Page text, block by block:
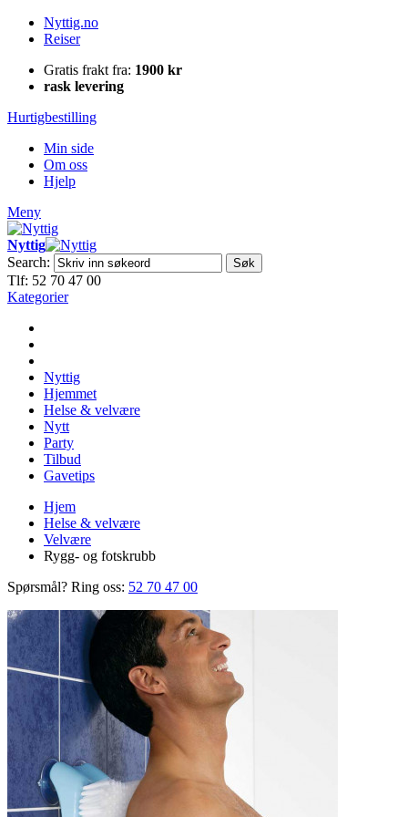
Nyttig.no
Reiser
Gratis frakt fra: 1900 kr
rask levering
Hurtigbestilling
Min side
Om oss
Hjelp
Meny
Nyttig
Search:
Søk
Tlf: 52 70 47 00
Kategorier
Nyttig
Hjemmet
Helse & velvære
Nytt
Party
Tilbud
Gavetips
Hjem
Helse & velvære
Velvære
Rygg- og fotskrubb
Spørsmål? Ring oss: 52 70 47 00